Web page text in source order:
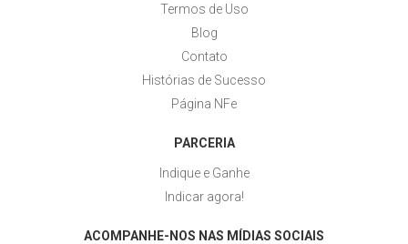
Termos de Uso
Blog
Contato
Histórias de Sucesso
Página NFe
PARCERIA
Indique e Ganhe
Indicar agora!
ACOMPANHE-NOS NAS MÍDIAS SOCIAIS